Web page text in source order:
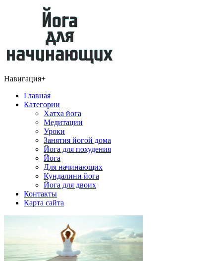
Навигация+
Главная
Категории
Хатха йога
Медитации
Уроки
Занятия йогой дома
Йога для похудения
Йога
Для начинающих
Кундалини йога
Йога для двоих
Контакты
Карта сайта